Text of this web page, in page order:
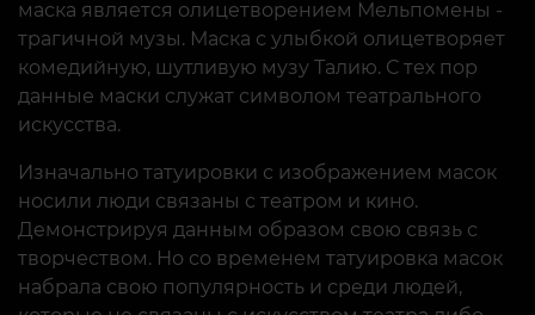
маска является олицетворением Мельпомены -
трагичной музы. Маска с улыбкой олицетворяет
комедийную, шутливую музу Талию. С тех пор
данные маски служат символом театрального
искусства.
Изначально татуировки с изображением масок
носили люди связаны с театром и кино.
Демонстрируя данным образом свою связь с
творчеством. Но со временем татуировка масок
набрала свою популярность и среди людей,